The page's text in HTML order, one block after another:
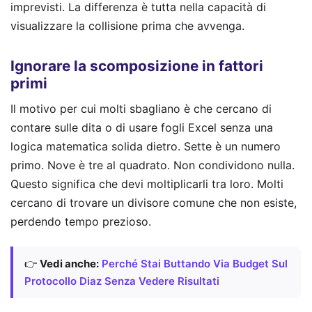
imprevisti. La differenza è tutta nella capacità di
visualizzare la collisione prima che avvenga.
Ignorare la scomposizione in fattori
primi
Il motivo per cui molti sbagliano è che cercano di
contare sulle dita o di usare fogli Excel senza una
logica matematica solida dietro. Sette è un numero
primo. Nove è tre al quadrato. Non condividono nulla.
Questo significa che devi moltiplicarli tra loro. Molti
cercano di trovare un divisore comune che non esiste,
perdendo tempo prezioso.
👉 Vedi anche: Perché Stai Buttando Via Budget Sul
Protocollo Diaz Senza Vedere Risultati